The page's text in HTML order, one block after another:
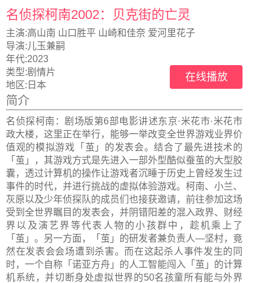
名侦探柯南2002：贝克街的亡灵
主演:高山南 山口胜平 山崎和佳奈 爱河里花子
导演: 儿玉兼嗣
年代:2023
类型:剧情片
地区: 日本
在线播放
简介
名侦探柯南：剧场版第6部电影讲述东京·米花市·米花市
政大楼，这里正在举行，能够一举改变全世界游戏业界价
值观的模拟游戏「茧」的发表会。结合了最先进技术的
「茧」，其游戏方式是先进入一部外型酷似蚕茧的大型胶
囊，透过计算机的操作让游戏者沉睡于历史上曾经发生过
事件的时代，并进行挑战的虚拟体验游戏。柯南、小兰、
灰原以及少年侦探队的成员们也接获邀请，前往参加这场
受到全世界瞩目的发表会，并阴错阳差的混入政界、财经
界以及演艺界等代表人物的小孩群中，趁机乘上了
「茧」。另一方面，「茧」的研发者兼负责人—坚村，竟
然在发表会会场遭到杀害。而在这起杀人事件发生的同
时，一个自称「诺亚方舟」的人工智能闯入「茧」的计算
机系统，并切断身处虚拟世界的50名孩童所有能与外界